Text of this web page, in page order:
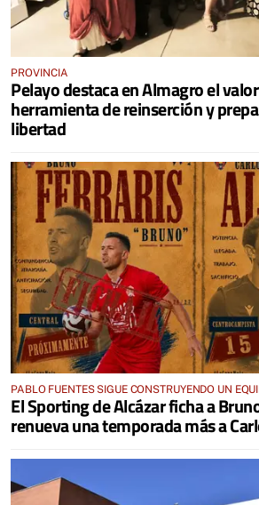
PROVINCIA
Pelayo destaca en Almagro el
herramienta de reinserción y
libertad
PABLO FUENTES SIGUE CONSTRUYENDO UN
UNA TEMPORADA EXIGENTE
El Sporting de Alcázar ficha a
renueva una temporada más a